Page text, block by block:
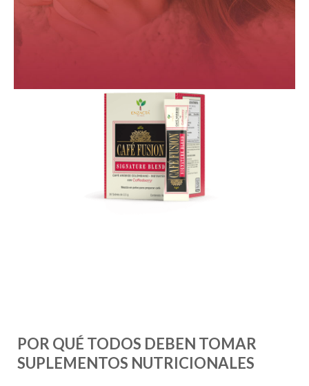
POR QUÉ TODOS DEBEN TOMAR
SUPLEMENTOS NUTRICIONALES